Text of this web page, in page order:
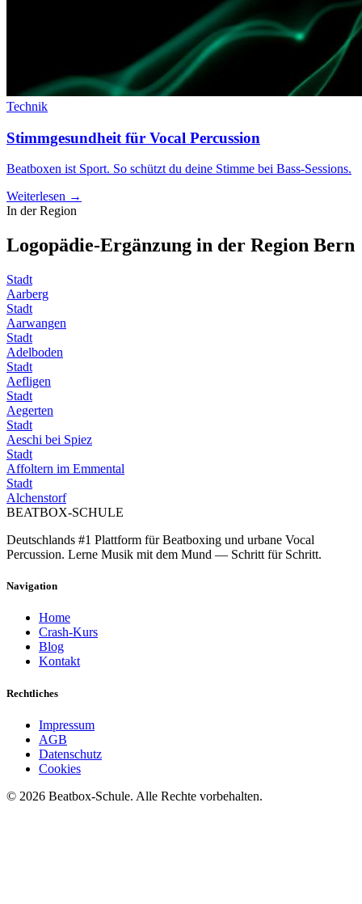
Technik
Stimmgesundheit für Vocal Percussion
Beatboxen ist Sport. So schützt du deine Stimme bei Bass-Sessions.
Weiterlesen →
In der Region
Logopädie-Ergänzung in der Region Bern
Stadt
Aarberg
Stadt
Aarwangen
Stadt
Adelboden
Stadt
Aefligen
Stadt
Aegerten
Stadt
Aeschi bei Spiez
Stadt
Affoltern im Emmental
Stadt
Alchenstorf
BEATBOX-SCHULE
Deutschlands #1 Plattform für Beatboxing und urbane Vocal
Percussion. Lerne Musik mit dem Mund — Schritt für Schritt.
Navigation
Home
Crash-Kurs
Blog
Kontakt
Rechtliches
Impressum
AGB
Datenschutz
Cookies
© 2026 Beatbox-Schule. Alle Rechte vorbehalten.